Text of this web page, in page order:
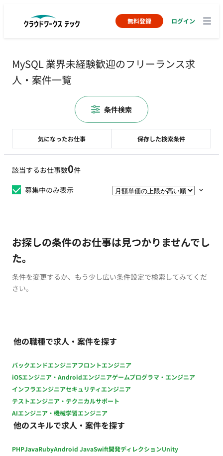
無料登録 ログイン
MySQL 業界未経験歓迎のフリーランス求
人・案件一覧
該当するお仕事数0件
募集中のみ表示
お探しの条件のお仕事は見つかりませんでし
た。
条件を変更するか、もう少し広い条件設定で検索してみてくだ
さい。
他の職種で求人・案件を探す
バックエンドエンジニアフロントエンジニア
iOSエンジニア・Androidエンジニアゲームプログラマ・エンジニア
インフラエンジニアセキュリティエンジニア
テストエンジニア・テクニカルサポート
AIエンジニア・機械学習エンジニア
他のスキルで求人・案件を探す
PHPJavaRubyAndroid JavaSwift開発ディレクションUnity
気になったお仕事 保存した検索条件
条件検索